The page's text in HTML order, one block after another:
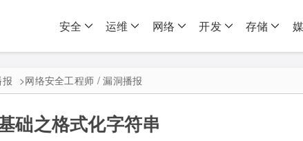
安全 运维 网络 开发 存储
>网络安全工程师 / 漏洞播报
础之格式化字符串